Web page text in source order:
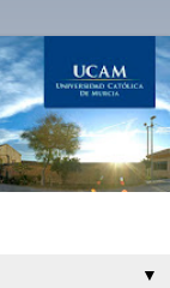
▼